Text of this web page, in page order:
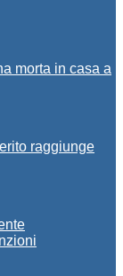
morta in casa a
raggiunge